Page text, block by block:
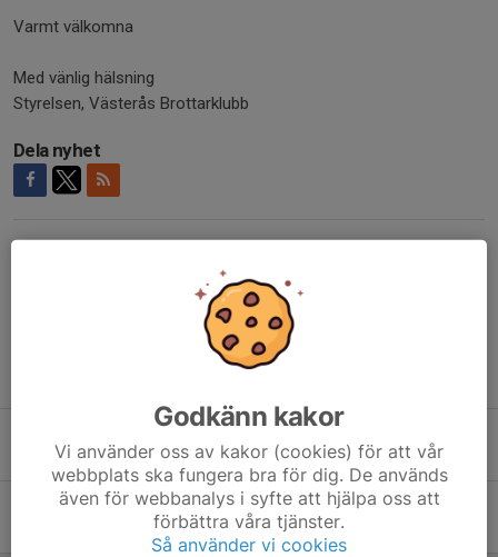
Varmt välkomna
Med vänlig hälsning
Styrelsen, Västerås Brottarklubb
Dela nyhet
Bilbingo sommaren 2026
19 apr, 12:31 0
Brottning grund
3 mar, 10:40 0
Godkänn kakor
Vi använder oss av kakor (cookies) för att vår
webbplats ska fungera bra för dig. De används
även för webbanalys i syfte att hjälpa oss att
förbättra våra tjänster.
Så använder vi cookies